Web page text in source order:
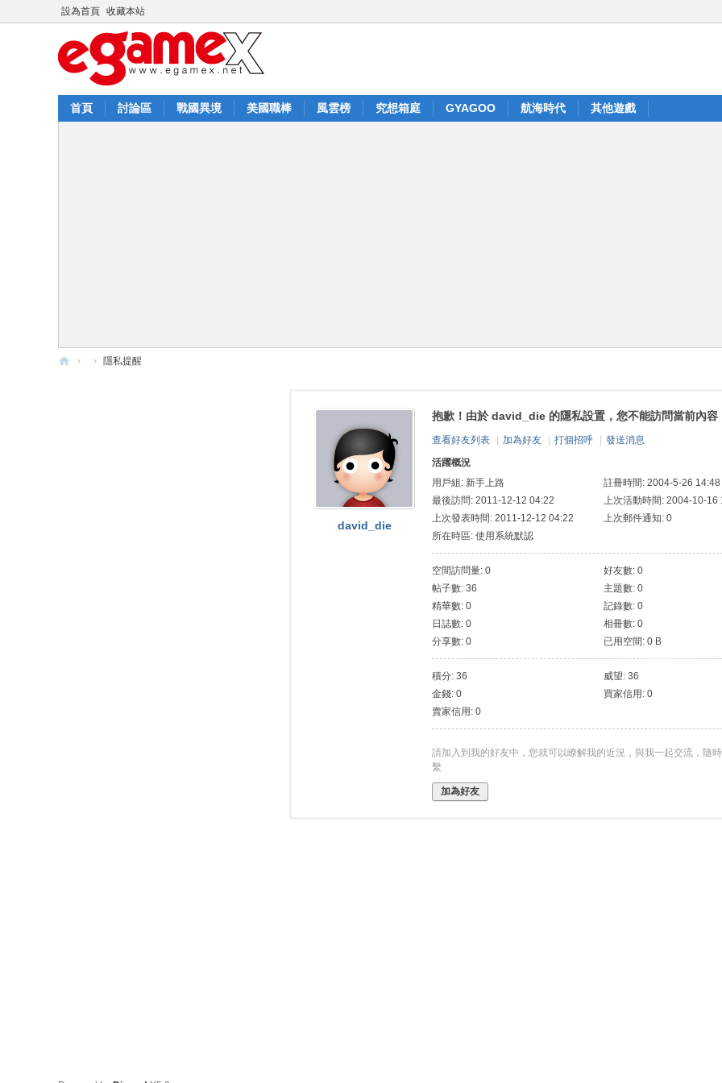
設為首頁 收藏本站
首頁 討論區 戰國異境 美國職棒 風雲榜 究想箱庭 GYAGOO 航海時代 其他遊戲
› › 隱私提醒
david_die
抱歉！由於 david_die 的隱私設置，您不能訪問當前內容
查看好友列表 加為好友 打個招呼
發送消息
活躍概況
用戶組: 新手上路
註冊時間: 2004-5-26 14:48
最後訪問: 2011-12-12 04:22
上次活動時間: 2004-10-16
上次發表時間: 2011-12-12 04:22
上次郵件通知: 0
所在時區: 使用系統默認
空間訪問量: 0
好友數: 0
帖子數: 36
主題數: 0
精華數: 0
記錄數: 0
日誌數: 0
相冊數: 0
分享數: 0
已用空間: 0 B
積分: 36
威望: 36
金錢: 0
買家信用: 0
賣家信用: 0
請加入到我的好友中，您就可以瞭解我的近況，與我一起交流，隨
繫
加為好友